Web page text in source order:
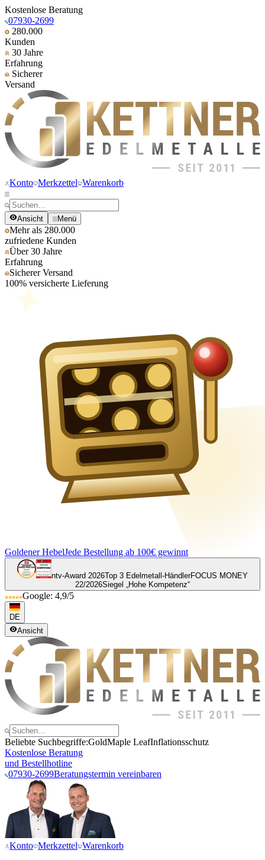
Kostenlose Beratung
07930-2699
280.000
Kunden
30 Jahre
Erfahrung
Sicherer
Versand
Konto Merkzettel Warenkorb
Ansicht Menü
Mehr als 280.000
zufriedene Kunden
Über 30 Jahre
Erfahrung
Sicherer Versand
100% versicherte Lieferung
Goldener HebelJede Bestellung ab 100€ gewinnt
ntv-Award 2026Top 3 Edelmetall-HändlerFOCUS MONEY
22/2026Siegel „Hohe Kompetenz“
Google: 4,9/5
DE
Ansicht
Beliebte Suchbegriffe:GoldMaple LeafInflationsschutz
Kostenlose Beratung
und Bestellhotline
07930-2699Beratungstermin vereinbaren
Konto Merkzettel Warenkorb